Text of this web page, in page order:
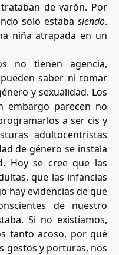
de varón. Por
solo estaba siendo.
niña atrapada en un
no tienen agencia,
saber ni tomar
y sexualidad. Los
embargo parecen no
a ser cis y
adultocentristas
de género se instala
Hoy se cree que las
que las infancias
hay evidencias de que
de nuestro
Si no existíamos,
tanto acoso, por qué
gestos y porturas, nos